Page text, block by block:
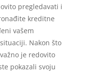
pregledavati i
kreditne
vašem
Nakon što
je redovito
pokazali svoju